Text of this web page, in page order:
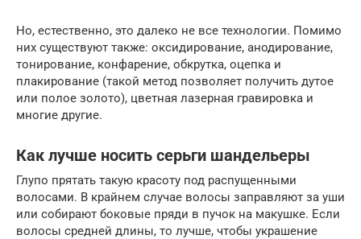
Но, естественно, это далеко не все технологии. Помимо
них существуют также: оксидирование, анодирование,
тонирование, конфарение, обкрутка, оцепка и
плакирование (такой метод позволяет получить дутое
или полое золото), цветная лазерная гравировка и
многие другие.
Как лучше носить серьги шандельеры
Глупо прятать такую красоту под распущенными
волосами. В крайнем случае волосы заправляют за уши
или собирают боковые пряди в пучок на макушке. Если
волосы средней длины, то лучше, чтобы украшение